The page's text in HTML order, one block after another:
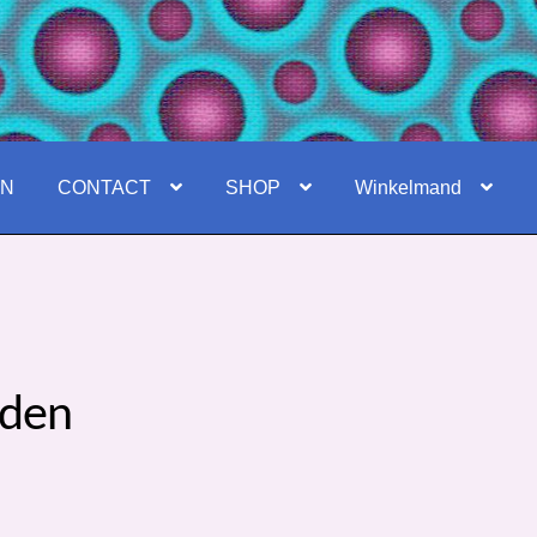
CONTACT SHOP Winkelmand